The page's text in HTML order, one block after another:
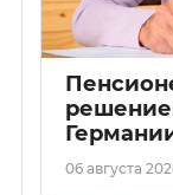
06 августа